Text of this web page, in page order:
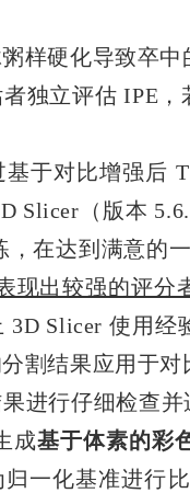
样硬化导致卒中
独立评估 IPE
基于对比增强后
Slicer （版本
，在达到满意的
现出较强的评分
3D Slicer 使用
割结果应用于
进行仔细检查
成基于体素的彩
一化基准进行比